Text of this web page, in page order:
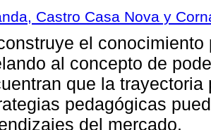
Castro Casa Nova y
el
al concepto de
que la
pedagógicas
del mercado.